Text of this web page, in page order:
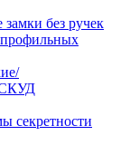
без ручек
СКУД
секретности